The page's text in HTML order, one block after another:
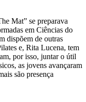
Mat” se preparava
em Ciências do
dispõem de outras
e, Rita Lucena, tem
por isso, juntar o útil
as jovens avançaram
são presença